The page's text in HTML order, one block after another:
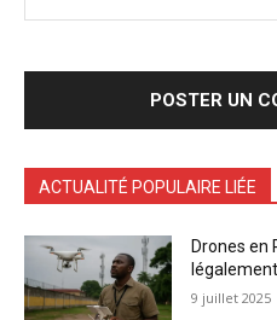
ACTUALITÉ POPULAIRE LIÉE
Drones en
légalement
9 juillet 2025